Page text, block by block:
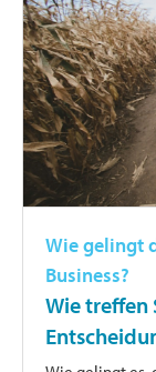
Wie gelingt
Business?
Wie treffen